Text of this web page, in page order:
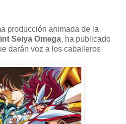
producción animada de la
Seiya Omega, ha publicado
darán voz a los caballeros